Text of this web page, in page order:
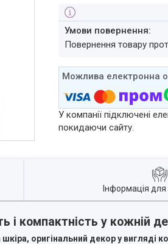
повернення товару
У компанії підключені
покидаючи сайту.
Інформація
і компактність у кожній
оригінальний декор у вигляді